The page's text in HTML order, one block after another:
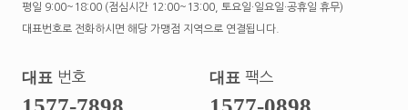
평일 9:00~18:00 (점심시간 12:00~13:00, 토요일·일요일·공휴일 휴무)
대표번호로 전화하시면 해당 가맹점 지역으로 연결됩니다.
대표 번호 대표 팩스